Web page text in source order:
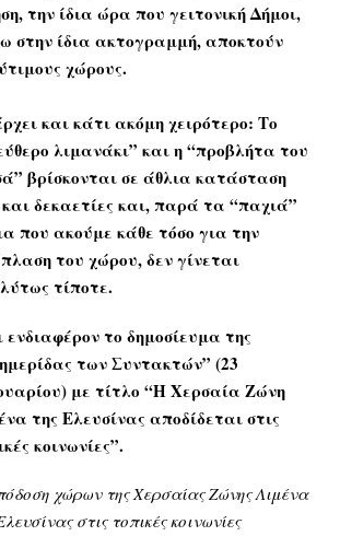
την ίδια ώρα που γειτονική Δήμοι,
στην ίδια ακτογραμμή, αποκτούν
χώρους.
και κάτι ακόμη χειρότερο: Το
λιμανάκι” και η “προβλήτα του
βρίσκονται σε άθλια κατάσταση
δεκαετίες και, παρά τα “παχιά”
που ακούμε κάθε τόσο για την
του χώρου, δεν γίνεται
τίποτε.
ενδιαφέρον το δημοσίευμα της
των Συντακτών” (23
με τίτλο “Η Χερσαία Ζώνη
της Ελευσίνας αποδίδεται στις
κοινωνίες”.
χώρων της Χερσαίας Ζώνης Λιμένα
στις τοπικές κοινωνίες